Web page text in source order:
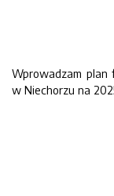
Wprowadzam plan
w Niechorzu na